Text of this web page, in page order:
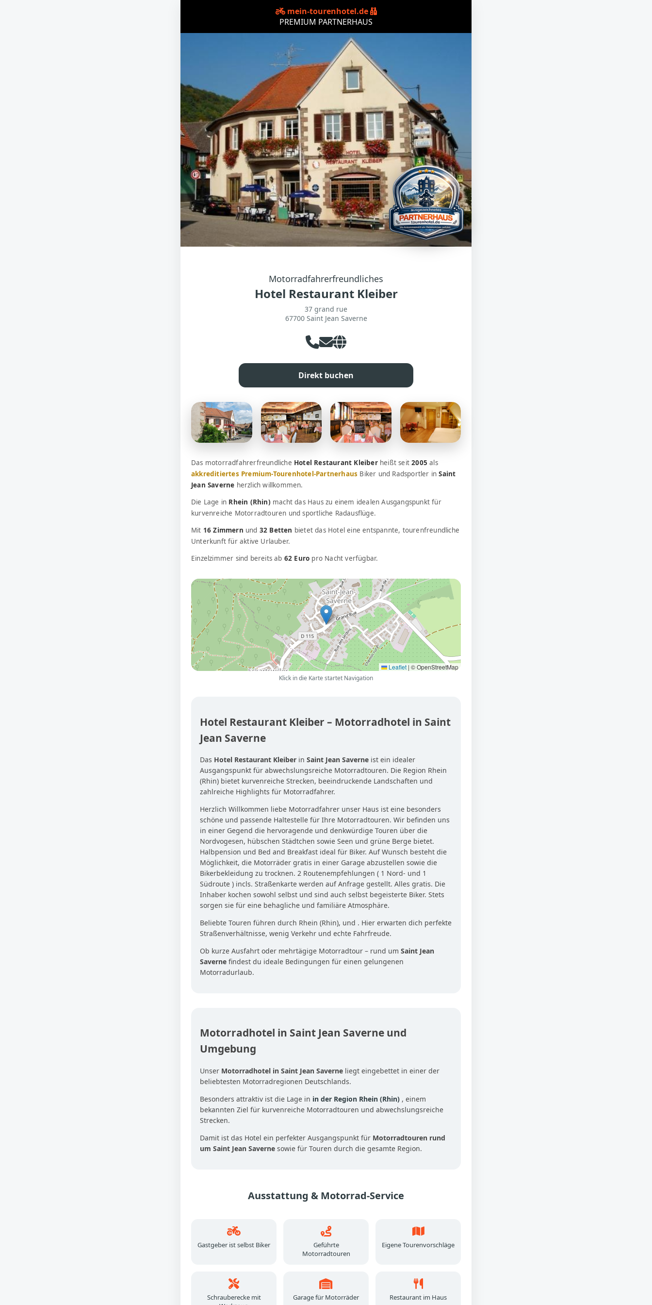
mein-tourenhotel.de
PREMIUM PARTNERHAUS
Motorradfahrerfreundliches
Hotel Restaurant Kleiber
37 grand rue
67700 Saint Jean Saverne
Direkt buchen
Das motorradfahrerfreundliche Hotel Restaurant Kleiberheißt seit2005 als
akkreditiertes Premium-Tourenhotel-Partnerhaus Biker und Radsportler inSaint
Jean Saverne herzlich willkommen.
Die Lage in Rhein (Rhin) macht das Haus zu einem idealen Ausgangspunkt für
kurvenreiche Motorradtouren und sportliche Radausflüge.
Mit 16 Zimmern und 32 Betten bietet das Hotel eine entspannte, tourenfreundliche
Unterkunft für aktive Urlauber.
Einzelzimmer sind bereits ab 62 Euro pro Nacht verfügbar.
Leaflet | © OpenStreetMap
Klick in die Karte startet Navigation
Hotel Restaurant Kleiber – Motorradhotel in Saint
Jean Saverne
Das Hotel Restaurant Kleiber in Saint Jean Saverne ist ein idealer
Ausgangspunkt für abwechslungsreiche Motorradtouren. Die Region Rhein
(Rhin) bietet kurvenreiche Strecken, beeindruckende Landschaften und
zahlreiche Highlights für Motorradfahrer.
Herzlich Willkommen liebe Motorradfahrer unser Haus ist eine besonders
schöne und passende Haltestelle für Ihre Motorradtouren. Wir befinden uns
in einer Gegend die hervoragende und denkwürdige Touren über die
Nordvogesen, hübschen Städtchen sowie Seen und grüne Berge bietet.
Halbpension und Bed and Breakfast ideal für Biker. Auf Wunsch besteht die
Möglichkeit, die Motorräder gratis in einer Garage abzustellen sowie die
Bikerbekleidung zu trocknen. 2 Routenempfehlungen ( 1 Nord- und 1
Südroute ) incls. Straßenkarte werden auf Anfrage gestellt. Alles gratis. Die
Inhaber kochen sowohl selbst und sind auch selbst begeisterte Biker. Stets
sorgen sie für eine behagliche und familiäre Atmosphäre.
Beliebte Touren führen durch Rhein (Rhin), und . Hier erwarten dich perfekte
Straßenverhältnisse, wenig Verkehr und echte Fahrfreude.
Ob kurze Ausfahrt oder mehrtägige Motorradtour – rund um Saint Jean
Saverne findest du ideale Bedingungen für einen gelungenen
Motorradurlaub.
Motorradhotel in Saint Jean Saverne und
Umgebung
Unser Motorradhotel in Saint Jean Saverne liegt eingebettet in einer der
beliebtesten Motorradregionen Deutschlands.
Besonders attraktiv ist die Lage in in der Region Rhein (Rhin) , einem
bekannten Ziel für kurvenreiche Motorradtouren und abwechslungsreiche
Strecken.
Damit ist das Hotel ein perfekter Ausgangspunkt für Motorradtouren rund
um Saint Jean Saverne sowie für Touren durch die gesamte Region.
Ausstattung & Motorrad-Service
Gastgeber ist selbst Biker
Geführte
Motorradtouren
Eigene Tourenvorschläge
Schrauberecke mit
Garage für Motorräder Restaurant im Haus